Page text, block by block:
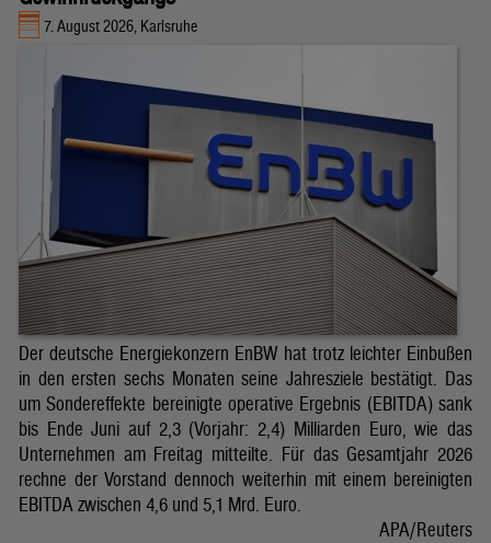
7. August 2026, Karlsruhe
Der deutsche Energiekonzern EnBW hat trotz leichter Einbußen
in den ersten sechs Monaten seine Jahresziele bestätigt. Das
um Sondereffekte bereinigte operative Ergebnis (EBITDA) sank
bis Ende Juni auf 2,3 (Vorjahr: 2,4) Milliarden Euro, wie das
Unternehmen am Freitag mitteilte. Für das Gesamtjahr 2026
rechne der Vorstand dennoch weiterhin mit einem bereinigten
EBITDA zwischen 4,6 und 5,1 Mrd. Euro.
APA/Reuters